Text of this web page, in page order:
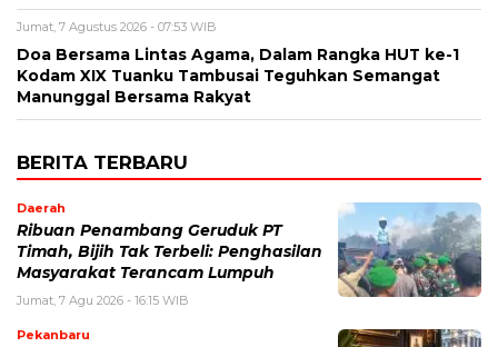
Jumat, 7 Agustus 2026 - 07:53 WIB
Doa Bersama Lintas Agama, Dalam Rangka HUT ke-1
Kodam XIX Tuanku Tambusai Teguhkan Semangat
Manunggal Bersama Rakyat
BERITA TERBARU
Daerah
Ribuan Penambang Geruduk PT
Timah, Bijih Tak Terbeli: Penghasilan
Masyarakat Terancam Lumpuh
Jumat, 7 Agu 2026 - 16:15 WIB
Pekanbaru